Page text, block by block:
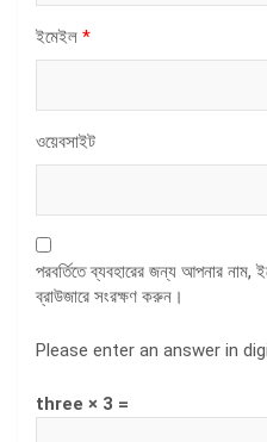
ইমেইল *
ওয়েবসাইট
পরবর্তিতে ব্যবহারের জন্য আপনার নাম,
ব্রাউজারে সংরক্ষণ করুন।
Please enter an answer in
three × 3 =